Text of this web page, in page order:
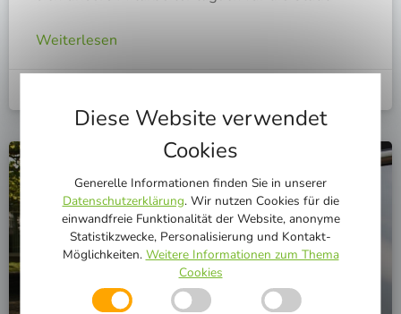
Weiterlesen
Diese Website verwendet
Cookies
Generelle Informationen finden Sie in unserer
Datenschutzerklärung. Wir nutzen Cookies für die
einwandfreie Funktionalität der Website, anonyme
Statistikzwecke, Personalisierung und Kontakt-
Möglichkeiten. Weitere Informationen zum Thema
Cookies